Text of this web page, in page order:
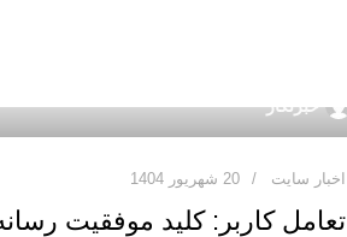
خبرنگار
اخبار سایت 20 شهریور 1404
تعامل کاربر: کلید موفقیت